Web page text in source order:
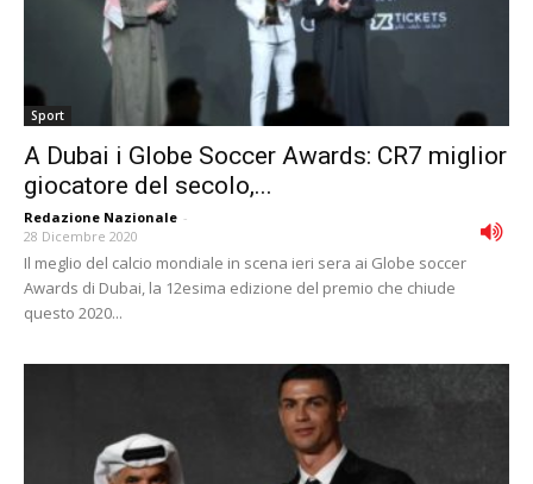
Sport
A Dubai i Globe Soccer Awards: CR7 miglior
giocatore del secolo,...
Redazione Nazionale -
28 Dicembre 2020
Il meglio del calcio mondiale in scena ieri sera ai Globe soccer
Awards di Dubai, la 12esima edizione del premio che chiude
questo 2020...